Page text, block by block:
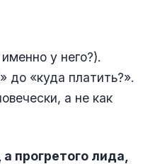
у него?).
до «куда платить?».
а не как
прогретого лида,